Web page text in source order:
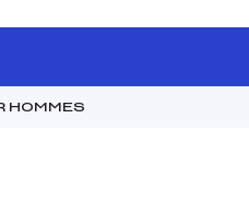
HOMMES